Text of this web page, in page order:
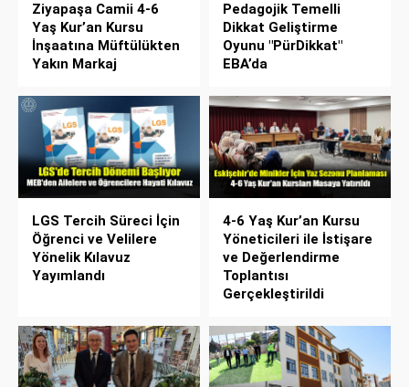
Ziyapaşa Camii 4-6
Yaş Kur’an Kursu
İnşaatına Müftülükten
Yakın Markaj
Pedagojik Temelli
Dikkat Geliştirme
Oyunu "PürDikkat"
EBA’da
LGS Tercih Süreci İçin
Öğrenci ve Velilere
Yönelik Kılavuz
Yayımlandı
4-6 Yaş Kur’an Kursu
Yöneticileri ile İstişare
ve Değerlendirme
Toplantısı
Gerçekleştirildi